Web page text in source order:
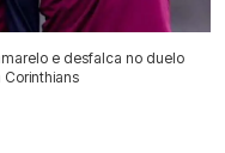
e desfalca no duelo